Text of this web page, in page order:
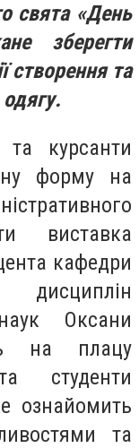
свята «День
зберегти
створення та
курсанти
форму на
виставка
кафедри
дисциплін
Оксани
на плацу
студенти
ознайомить
та